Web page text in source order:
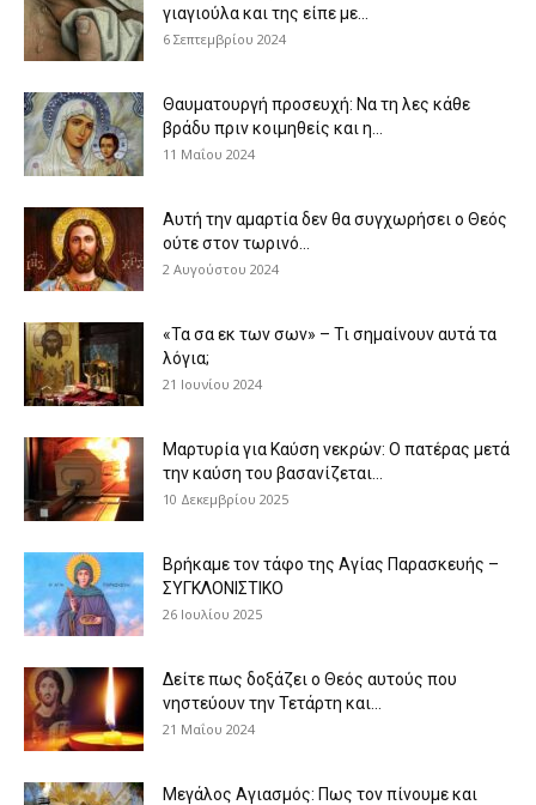
γιαγιούλα και της είπε με...
6 Σεπτεμβρίου 2024
Θαυματουργή προσευχή: Να τη λες κάθε
βράδυ πριν κοιμηθείς και η...
11 Μαΐου 2024
Αυτή την αμαρτία δεν θα συγχωρήσει ο Θεός
ούτε στον τωρινό...
2 Αυγούστου 2024
«Τα σα εκ των σων» – Τι σημαίνουν αυτά τα
λόγια;
21 Ιουνίου 2024
Μαρτυρία για Καύση νεκρών: Ο πατέρας μετά
την καύση του βασανίζεται...
10 Δεκεμβρίου 2025
Βρήκαμε τον τάφο της Αγίας Παρασκευής –
ΣΥΓΚΛΟΝΙΣΤΙΚΟ
26 Ιουλίου 2025
Δείτε πως δοξάζει ο Θεός αυτούς που
νηστεύουν την Τετάρτη και...
21 Μαΐου 2024
Μεγάλος Αγιασμός: Πως τον πίνουμε και